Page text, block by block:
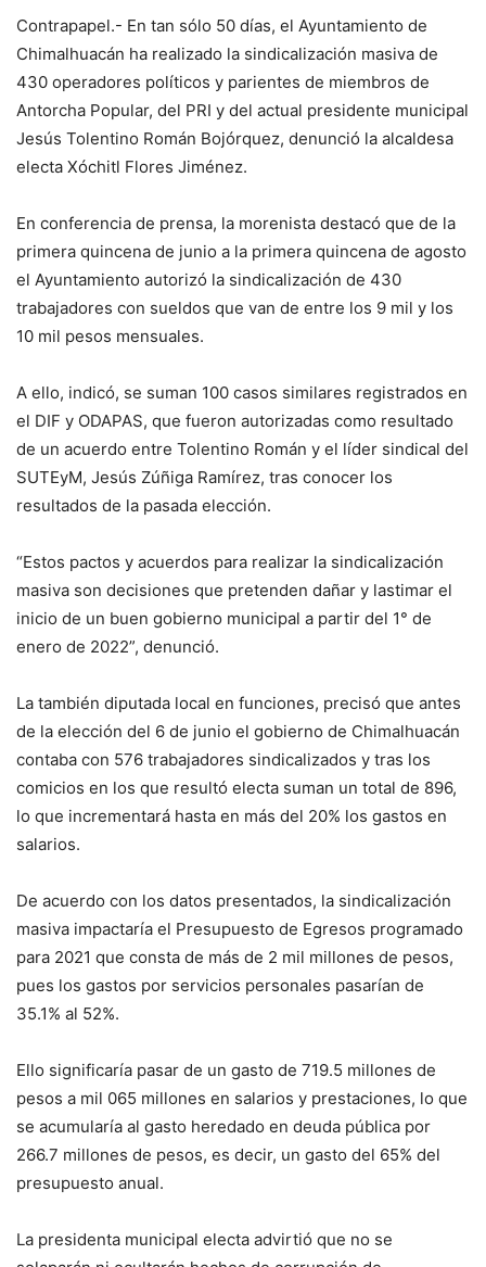
Contrapapel.- En tan sólo 50 días, el Ayuntamiento de
Chimalhuacán ha realizado la sindicalización masiva de
430 operadores políticos y parientes de miembros de
Antorcha Popular, del PRI y del actual presidente municipal
Jesús Tolentino Román Bojórquez, denunció la alcaldesa
electa Xóchitl Flores Jiménez.
En conferencia de prensa, la morenista destacó que de la
primera quincena de junio a la primera quincena de agosto
el Ayuntamiento autorizó la sindicalización de 430
trabajadores con sueldos que van de entre los 9 mil y los
10 mil pesos mensuales.
A ello, indicó, se suman 100 casos similares registrados en
el DIF y ODAPAS, que fueron autorizadas como resultado
de un acuerdo entre Tolentino Román y el líder sindical del
SUTEyM, Jesús Zúñiga Ramírez, tras conocer los
resultados de la pasada elección.
“Estos pactos y acuerdos para realizar la sindicalización
masiva son decisiones que pretenden dañar y lastimar el
inicio de un buen gobierno municipal a partir del 1° de
enero de 2022”, denunció.
La también diputada local en funciones, precisó que antes
de la elección del 6 de junio el gobierno de Chimalhuacán
contaba con 576 trabajadores sindicalizados y tras los
comicios en los que resultó electa suman un total de 896,
lo que incrementará hasta en más del 20% los gastos en
salarios.
De acuerdo con los datos presentados, la sindicalización
masiva impactaría el Presupuesto de Egresos programado
para 2021 que consta de más de 2 mil millones de pesos,
pues los gastos por servicios personales pasarían de
35.1% al 52%.
Ello significaría pasar de un gasto de 719.5 millones de
pesos a mil 065 millones en salarios y prestaciones, lo que
se acumularía al gasto heredado en deuda pública por
266.7 millones de pesos, es decir, un gasto del 65% del
presupuesto anual.
La presidenta municipal electa advirtió que no se